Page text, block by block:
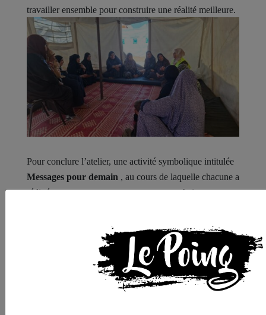
travailler ensemble pour construire une réalité meilleure.
Pour conclure l’atelier, une activité symbolique intitulée
Messages pour demain , au cours de laquelle chacune a
rédigé un court message contenant un souhait, un
d’espoir et de détermination, témoignant du désir des
femmes de transformer leurs expériences difficiles en
leçons de vie et en sources de force sur lesquelles
construire l’avenir. Lorsque les femmes disposent d’un